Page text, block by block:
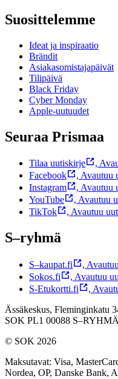
Suosittelemme
Ideat ja inspiraatio
Brändit
Asiakasomistajapäivät
Tilipäivä
Black Friday
Cyber Monday
Apple-uutuudet
Seuraa Prismaa
Tilaa uutiskirje ,
Facebook
, Avautuu
Instagram
, Avautuu
YouTube
, Avautuu
TikTok
, Avautuu
S–ryhmä
S–kaupat.fi ,
Sokos.fi
, Avautuu
S-Etukortti.fi
,
Ässäkeskus, Fleminginkatu
SOK PL1 00088
© SOK 2026
Maksutavat: Visa,
Nordea, OP, Danske Bank,